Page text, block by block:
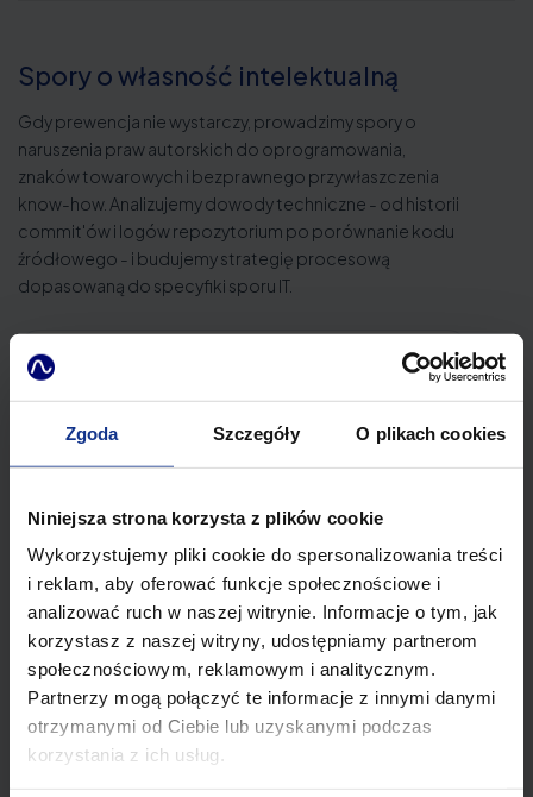
Zgoda Szczegóły O plikach cookies
Niniejsza strona korzysta z plików cookie
Wykorzystujemy pliki cookie do spersonalizowania treści
i reklam, aby oferować funkcje społecznościowe i
analizować ruch w naszej witrynie. Informacje o tym, jak
korzystasz z naszej witryny, udostępniamy partnerom
społecznościowym, reklamowym i analitycznym.
Partnerzy mogą połączyć te informacje z innymi danymi
otrzymanymi od Ciebie lub uzyskanymi podczas
korzystania z ich usług.
Spory o własność intelektualną
Gdy prewencja nie wystarczy, prowadzimy spory o
naruszenia praw autorskich do oprogramowania,
znaków towarowych i bezprawnego przywłaszczenia
know-how. Analizujemy dowody techniczne - od historii
commit'ów i logów repozytorium po porównanie kodu
źródłowego - i budujemy strategię procesową
dopasowaną do specyfiki sporu IT.
Spory o naruszenie praw autorskich do oprogramowania
Porównanie kodu źródłowego jako dowód
Naruszenie znaków towarowych w IT
Mediacja w sporach o własność intelektualną
Roszczenia odszkodowawcze z tytułu naruszenia IP
Postępowanie zabezpieczające
Reprezentacja w postępowaniu sądowym o naruszenie praw
autorskich